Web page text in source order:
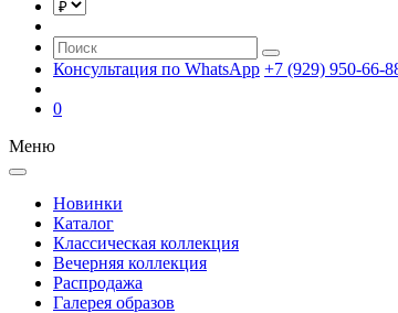
Консультация по WhatsApp +7 (929) 950-66-
0
Меню
Новинки
Каталог
Классическая коллекция
Вечерняя коллекция
Распродажа
Галерея образов